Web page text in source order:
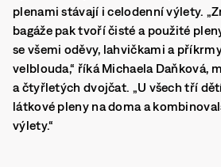
plenami stávají i celodenní výlety.
bagáže pak tvoří čisté a použité
se všemi oděvy, lahvičkami a
velblouda,“ říká Michaela Daňková,
a čtyřletých dvojčat. „U všech tří
látkové pleny na doma a
výlety.“